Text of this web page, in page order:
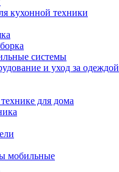
кухонной техники
системы
и уход за одеждой
для дома
мобильные